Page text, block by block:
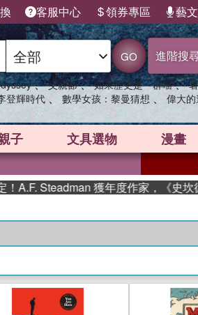
客服中心 領券專區 藝
GO 進階搜
、 父親節 、 如果歷史是一群喵 、
登輝時代 、 數學女孩：黎曼猜想 、 偉大
子 文具選物 漫畫
獲年度作家，《史坎德》系列帶